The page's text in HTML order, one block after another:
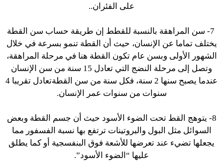
على الفئران..
7- سن المراهقة بالنسبة للقطط إن طريقة حساب سن القطة
يختلف تماما عن الإنسان، حيث أن القطة تنمو بسرعة في خلال
الشهور الأولى وبسن عام تكون القطة هنا في مرحلة المراهقة،
وتصل إلى مرحلة النضج التي تعادل 15 سنة من سن الإنسان
عندما يصبح سنها 2 سنة، فكل سنة من سن
القطة
تعادل تقريبا 4
سنوات من سنوات عمر الإنسان.
8- يتوهج القط تحت الضوء الأسود حيث أن جسم القطة وبعض
السوائل مثل البول والبروتينات ترتفع بها نسبة الفسفور مما
يجعلها تضيء عند تعرضها للأشعة فوق البنفسجية أو كما يطلق
عليها “الضوء الأسود”.